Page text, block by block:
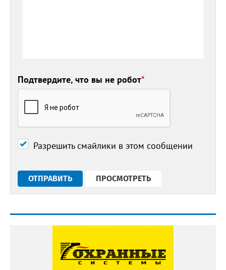
Подтвердите, что вы не робот*
Разрешить смайлики в этом сообщении